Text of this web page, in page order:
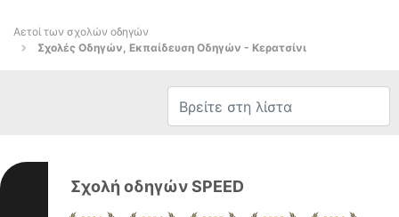
Αετοί των σχολών οδηγών
Σχολές Οδηγών, Εκπαίδευση Οδηγών - Κερατσίνι
Σχολή οδηγών SPEED